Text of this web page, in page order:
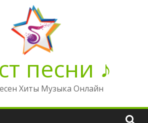
песни ♪
Хиты Музыка Онлайн